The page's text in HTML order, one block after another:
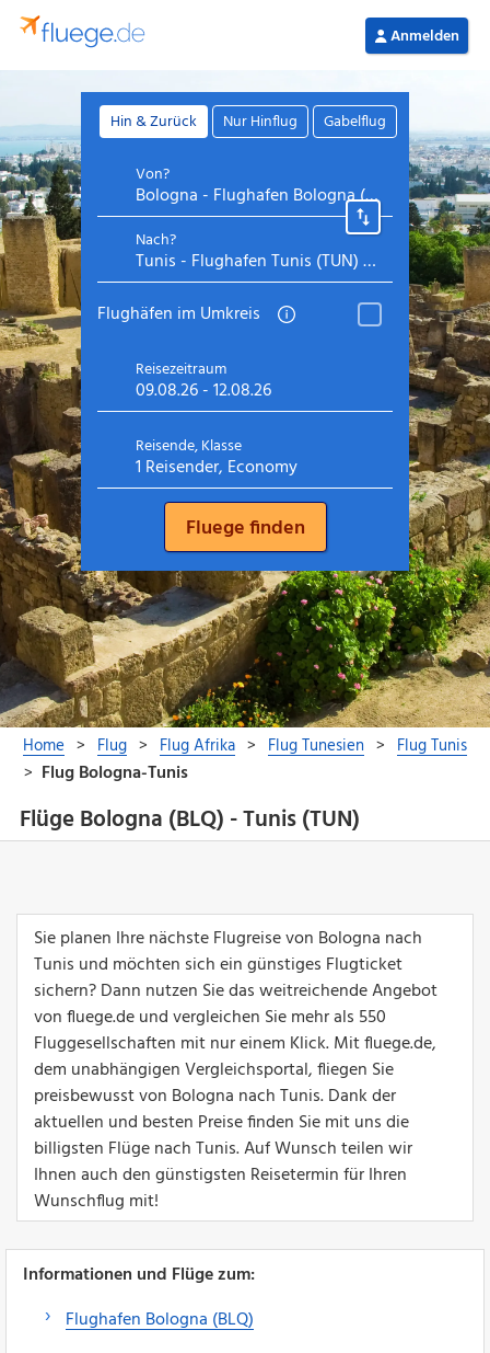
Flüge Bologna (BLQ) - Tunis (TUN)
Sie planen Ihre nächste Flugreise von Bologna nach
Tunis und möchten sich ein günstiges Flugticket
sichern? Dann nutzen Sie das weitreichende Angebot
von fluege.de und vergleichen Sie mehr als 550
Fluggesellschaften mit nur einem Klick. Mit fluege.de,
dem unabhängigen Vergleichsportal, fliegen Sie
preisbewusst von Bologna nach Tunis. Dank der
aktuellen und besten Preise finden Sie mit uns die
billigsten Flüge nach Tunis. Auf Wunsch teilen wir
Ihnen auch den günstigsten Reisetermin für Ihren
Wunschflug mit!
Informationen und Flüge zum:
Flughafen Bologna (BLQ)